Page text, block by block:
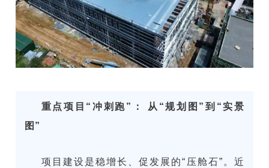
重点项目“冲刺跑”： 从“规划图”到“实景
图”
项目建设是稳增长、促发展的“压舱石”。近